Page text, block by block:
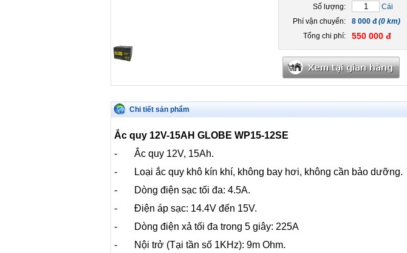
Số lượng:
Cái
Phí vận chuyển:
8 000 đ(0 km)
Tổng chi phí: 550 000 đ
Chi tiết sản phẩm
Ắc quy 12V-15AH GLOBE WP15-12SE
- Ắc quy 12V, 15Ah.
- Loại ắc quy khô kín khí, không bay hơi, không cần bảo dưỡng.
- Dòng điện sạc tối đa: 4.5A.
- Điện áp sạc: 14.4V đến 15V.
- Dòng điện xả tối đa trong 5 giây: 225A
- Nội trở (Tại tần số 1KHz): 9m Ohm.